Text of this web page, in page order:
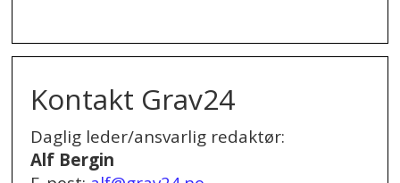
Kontakt Grav24
Daglig leder/ansvarlig redaktør:
Alf Bergin